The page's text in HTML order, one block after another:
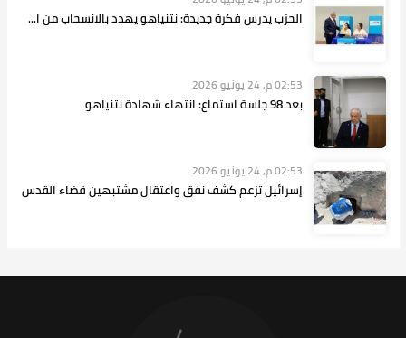
الحزب يدرس فكرة جديدة: نتنياهو يهدد بالانسحاب من ا...
02:53 م, 24 يونيو 2026
بعد 98 جلسة استماع: انتهاء شهادة نتنياهو
02:53 م, 24 يونيو 2026
إسرائيل تزعم كشف نفق واعتقال مشتبهين قضاء القدس